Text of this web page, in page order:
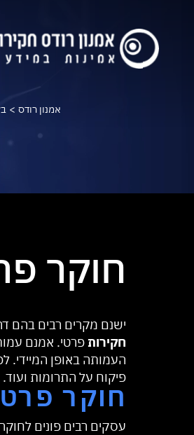
אמנון רודס >
חוקר
ישנם מקרים רבים בהם
חקירותפרטי. אמנם
העמותה באופן המיידי.
פיקוח על התרומות
חוקר
עסקים רבים פונים